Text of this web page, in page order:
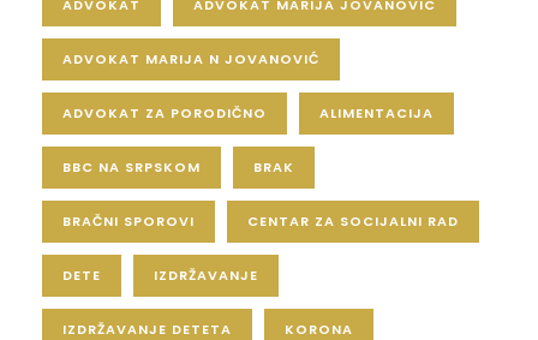
ADVOKAT ADVOKAT MARIJA JOVANOVIC
ADVOKAT MARIJA N JOVANOVIĆ
ADVOKAT ZA PORODIČNO ALIMENTACIJA
BBC NA SRPSKOM BRAK
BRAČNI SPOROVI CENTAR ZA SOCIJALNI RAD
DETE IZDRŽAVANJE
IZDRŽAVANJE DETETA KORONA